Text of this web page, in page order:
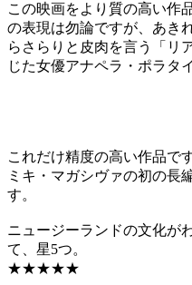
この映画をより質の高い作
の表現は勿論ですが、あき
らさらりと皮肉を言う「リ
じた女優アナペラ・ポラタ
これだけ精度の高い作品で
ミキ・マガシヴァの初の長
す。
ニュージーランドの文化が
て、星5つ。
★★★★★